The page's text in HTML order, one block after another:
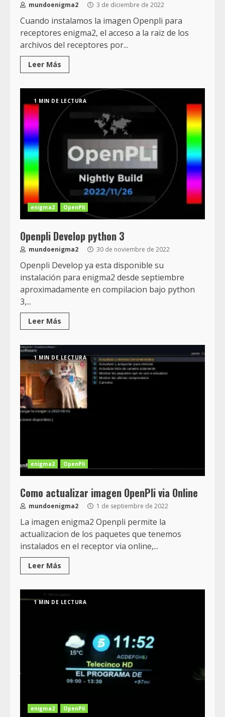
mundoenigma2 3 de diciembre de 2022
Cuando instalamos la imagen Openpli para
receptores enigma2, el acceso a la raiz de los
archivos del receptores por...
Leer Más
1 MIN DE LECTURA
enigma2 OpenPli
Openpli Develop python 3
mundoenigma2 30 de noviembre de 2022
Openpli Develop ya esta disponible su
instalación para enigma2 desde septiembre
aproximadamente en compilacion bajo python
3,...
Leer Más
1 MIN DE LECTURA
enigma2 OpenPli
Como actualizar imagen OpenPli via Online
mundoenigma2 1 de septiembre de 2022
La imagen enigma2 Openpli permite la
actualizacion de los paquetes que tenemos
instalados en el receptor via online,...
Leer Más
1 MIN DE LECTURA
enigma2 OpenPli